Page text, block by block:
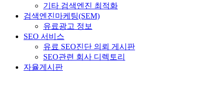
기타 검색엔진 최적화
검색엔진마케팅(SEM)
유료광고 정보
SEO 서비스
유료 SEO진단 의뢰 게시판
SEO관련 회사 디렉토리
자율게시판